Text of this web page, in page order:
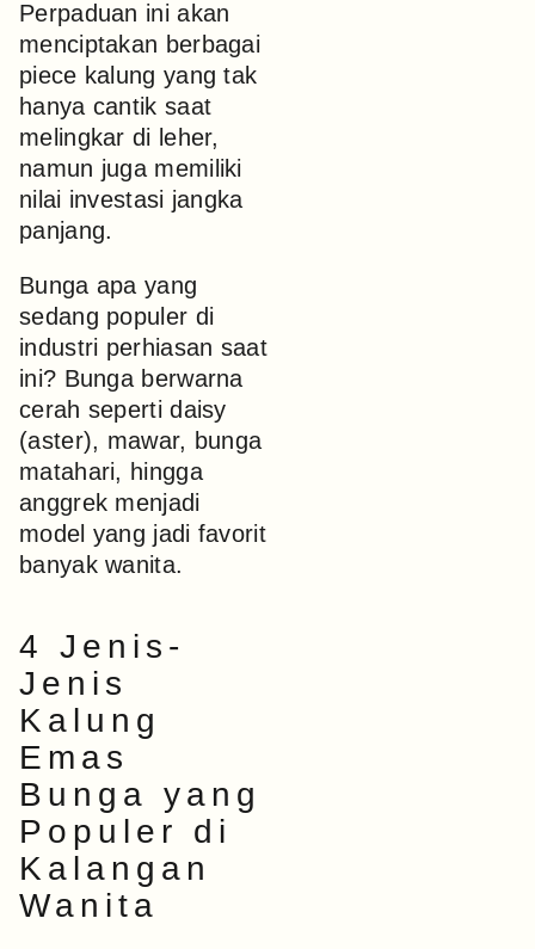
Perpaduan ini akan
menciptakan berbagai
piece kalung yang tak
hanya cantik saat
melingkar di leher,
namun juga memiliki
nilai investasi jangka
panjang.
Bunga apa yang
sedang populer di
industri perhiasan saat
ini? Bunga berwarna
cerah seperti daisy
(aster), mawar, bunga
matahari, hingga
anggrek menjadi
model yang jadi favorit
banyak wanita.
4 Jenis-
Jenis
Kalung
Emas
Bunga yang
Populer di
Kalangan
Wanita